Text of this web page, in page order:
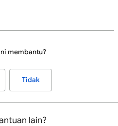
membantu?
Tidak
lain?